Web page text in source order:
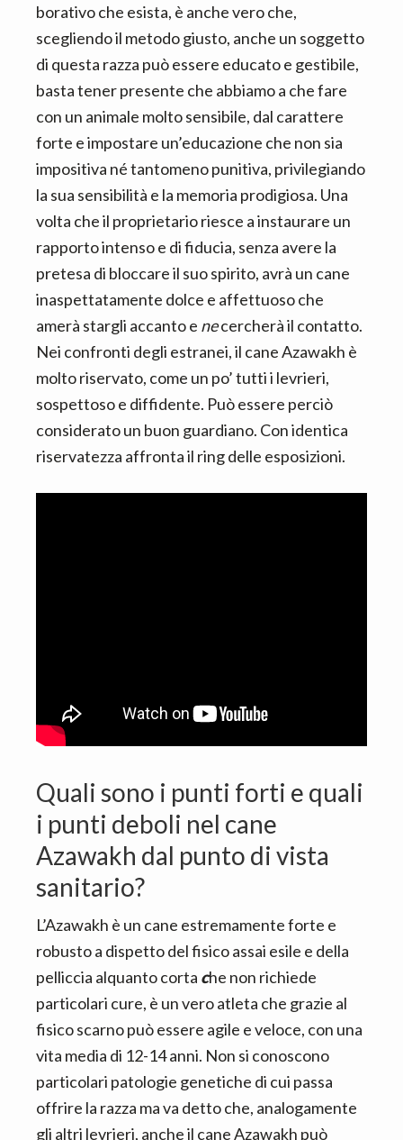
borativo che esista, è anche vero che,
scegliendo il metodo giusto, anche un soggetto
di questa razza può essere educato e gesti­bile,
basta tener presente che abbiamo a che fare
con un animale molto sensibile, dal carattere
forte e impo­stare un’educazione che non sia
impositiva né tantomeno punitiva, privilegiando
la sua sensibilità e la memoria prodigiosa. Una
volta che il proprietario riesce a instaurare un
rapporto intenso e di fiducia, senza avere la
pretesa di bloccare il suo spirito, avrà un cane
inaspettatamente dolce e affettuoso che
amerà stargli accanto e necercherà il contatto.
Nei confronti degli estranei, il cane Azawakh è
molto riservato, come un po’ tutti i levrieri,
sospettoso e diffi­dente. Può essere perciò
considerato un buon guar­diano. Con identica
riserva­tezza affronta il ring delle esposizioni.
Quali sono i punti forti e quali
i punti deboli nel cane
Azawakh dal punto di vista
sanitario?
L’Azawakh è un cane estremamente forte e
robusto a dispetto delfisico assai esile e della
pelliccia alquanto corta che non richiede
particolari cure, è un vero atleta che grazie al
fisico scarno può essere agile e veloce, con una
vita media di 12-14 anni. Non si conoscono
particolari patologie genetiche di cui passa
offrire la razza ma va detto che, analogamente
gli altri levrieri, anche il cane Azawakh può